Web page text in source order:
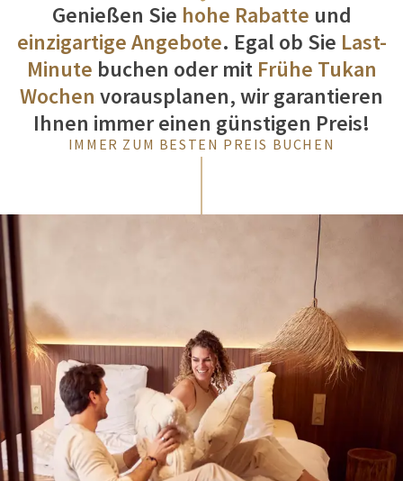
Genießen Sie hohe Rabatte und
einzigartige Angebote. Egal ob Sie Last-
Minute buchen oder mit Frühe Tukan
Wochen vorausplanen, wir garantieren
Ihnen immer einen günstigen Preis!
IMMER ZUM BESTEN PREIS BUCHEN